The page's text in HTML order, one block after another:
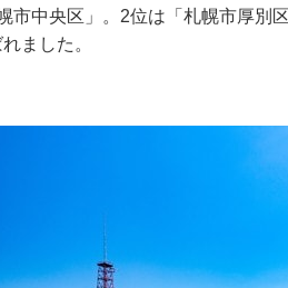
市中央区」。2位は「札幌市厚別
ました。